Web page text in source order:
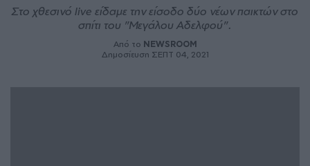
Στο χθεσινό live είδαμε την είσοδο δύο νέων παικτών στο
σπίτι του "Μεγάλου Αδελφού".
Από το NEWSROOM
Δημοσίευση ΣΕΠΤ 04, 2021